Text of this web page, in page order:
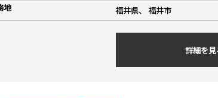
地
福井県、 福井市
詳細を見